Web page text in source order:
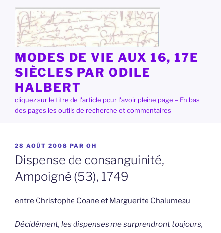
contenu
principal
MODES DE VIE AUX 16, 17E
SIÈCLES PAR ODILE
HALBERT
cliquez sur le titre de l'article pour l'avoir pleine page – En bas
des pages les outils de recherche et commentaires
PUBLIÉ
LE
28 AOÛT 2008 PAR OH
Dispense de consanguinité,
Ampoigné (53), 1749
entre Christophe Coane et Marguerite Chalumeau
Décidément, les dispenses me surprendront toujours,